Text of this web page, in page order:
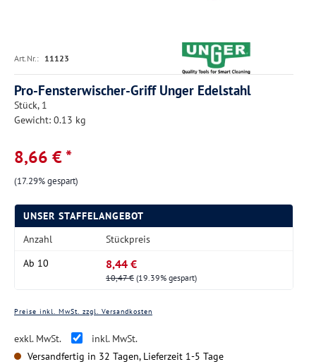
Art.Nr.: 11123
Pro-Fensterwischer-Griff Unger Edelstahl
Stück, 1
Gewicht: 0.13 kg
8,66 € *
(17.29% gespart)
UNSER STAFFELANGEBOT
Anzahl
Stückpreis
Ab 10 8,44 €
10,47 € (19.39% gespart)
Preise inkl. MwSt. zzgl. Versandkosten
exkl. MwSt.
inkl. MwSt.
Versandfertig in 32 Tagen, Lieferzeit 1-5 Tage